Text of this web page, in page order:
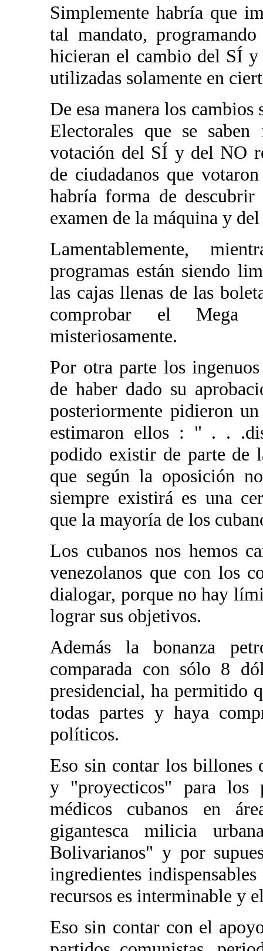
Simplemente habría que
tal mandato,
hicieran el cambio del SÍ y
utilizadas solamente en
De esa manera los
Electorales que se
votación del SÍ y del NO
de ciudadanos que
habría forma de
examen de la máquina y
Lamentablemente,
programas están siendo
las cajas llenas de las
comprobar el Mega
misteriosamente.
Por otra parte los
de haber dado su
posteriormente pidieron
estimaron ellos : " . .
podido existir de parte de
que según la oposición
siempre existirá es una
que la mayoría de los
Los cubanos nos hemos
venezolanos que con los
dialogar, porque no hay
lograr sus objetivos.
Además la bonanza
comparada con sólo 8
presidencial, ha permitido
todas partes y haya
políticos.
Eso sin contar los billones
y "proyecticos" para los
médicos cubanos en
gigantesca milicia
Bolivarianos" y por
ingredientes
recursos es interminable y
Eso sin contar con el